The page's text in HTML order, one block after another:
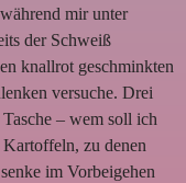
mir unter
der Schweiß
knallrot geschminkten
versuche. Drei
– wem soll ich
zu denen
im Vorbeigehen